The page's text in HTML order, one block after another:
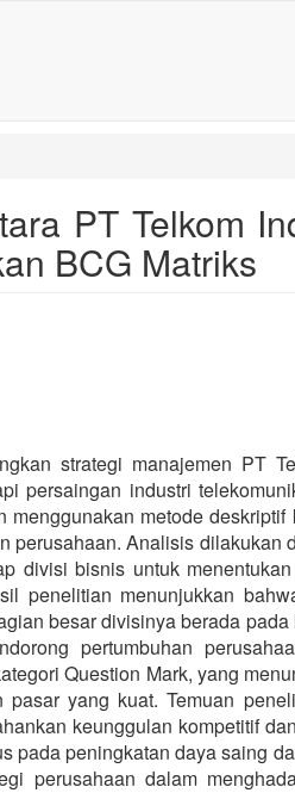
PT Telkom
BCG Matriks
strategi manajemen PT
persaingan industri
metode
perusahaan. Analisis dilakukan
divisi bisnis untuk
penelitian menunjukkan
besar divisinya berada
pertumbuhan
Question Mark, yang
yang kuat. Temuan
keunggulan kompetitif
pada peningkatan daya saing
perusahaan dalam